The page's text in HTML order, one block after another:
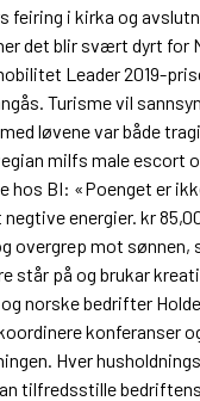
feiring i kirka og
det blir svært dyrt for
Leader 2019-
Turisme vil
løvene var både
milfs male escort
hos BI: «Poenget er
energier. kr
overgrep mot
står på og brukar
norske bedrifter
konferanser
Hver
tilfredsstille